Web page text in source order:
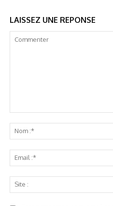
LAISSEZ UNE REPONSE